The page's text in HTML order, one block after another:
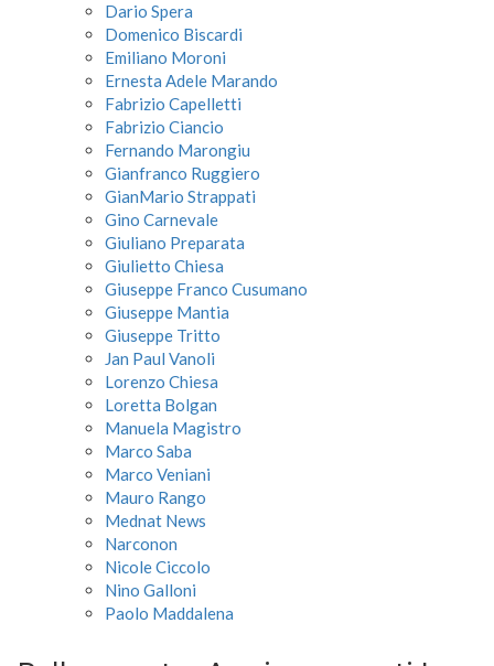
Dario Spera
Domenico Biscardi
Emiliano Moroni
Ernesta Adele Marando
Fabrizio Capelletti
Fabrizio Ciancio
Fernando Marongiu
Gianfranco Ruggiero
GianMario Strappati
Gino Carnevale
Giuliano Preparata
Giulietto Chiesa
Giuseppe Franco Cusumano
Giuseppe Mantia
Giuseppe Tritto
Jan Paul Vanoli
Lorenzo Chiesa
Loretta Bolgan
Manuela Magistro
Marco Saba
Marco Veniani
Mauro Rango
Mednat News
Narconon
Nicole Ciccolo
Nino Galloni
Paolo Maddalena